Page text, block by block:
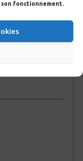
son fonctionnement.